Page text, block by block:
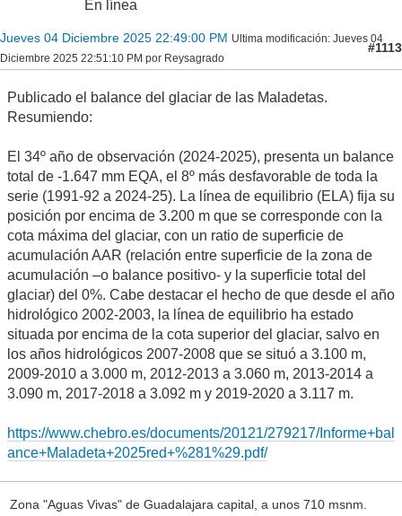
En línea
Jueves 04 Diciembre 2025 22:49:00 PM Ultima modificación: Jueves 04
Diciembre 2025 22:51:10 PM por Reysagrado
#1113
Publicado el balance del glaciar de las Maladetas.
Resumiendo:
El 34º año de observación (2024-2025), presenta un balance
total de -1.647 mm EQA, el 8º más desfavorable de toda la
serie (1991-92 a 2024-25). La línea de equilibrio (ELA) fija su
posición por encima de 3.200 m que se corresponde con la
cota máxima del glaciar, con un ratio de superficie de
acumulación AAR (relación entre superficie de la zona de
acumulación –o balance positivo- y la superficie total del
glaciar) del 0%. Cabe destacar el hecho de que desde el año
hidrológico 2002-2003, la línea de equilibrio ha estado
situada por encima de la cota superior del glaciar, salvo en
los años hidrológicos 2007-2008 que se situó a 3.100 m,
2009-2010 a 3.000 m, 2012-2013 a 3.060 m, 2013-2014 a
3.090 m, 2017-2018 a 3.092 m y 2019-2020 a 3.117 m.
https://www.chebro.es/documents/20121/279217/Informe+bal
ance+Maladeta+2025red+%281%29.pdf/
Zona "Aguas Vivas" de Guadalajara capital, a unos 710 msnm.